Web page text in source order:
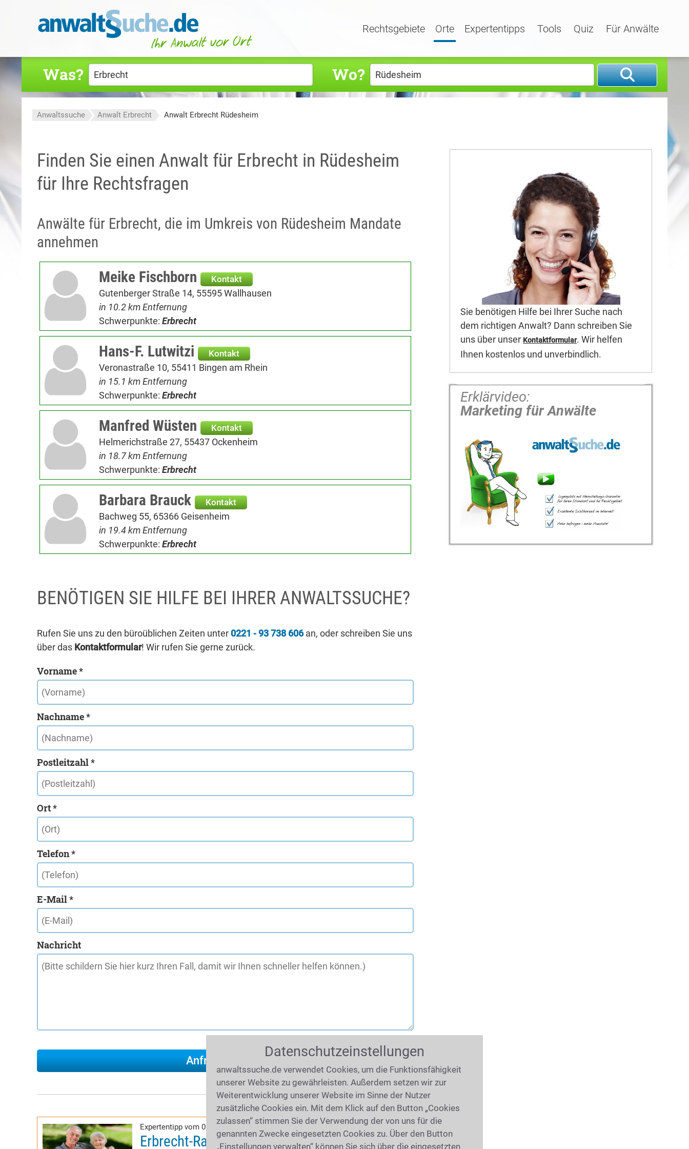
Rechtsgebiete Orte Expertentipps Tools Quiz Für Anwälte
Was? Wo?
Anwaltssuche Anwalt Erbrecht Anwalt Erbrecht Rüdesheim
Finden Sie einen Anwalt für Erbrecht in Rüdesheim
für Ihre Rechtsfragen
Anwälte für Erbrecht, die im Umkreis von Rüdesheim Mandate
annehmen
Meike Fischborn
Kontakt
Gutenberger Straße 14, 55595 Wallhausen
in 10.2 km Entfernung
Schwerpunkte: Erbrecht
Hans-F. Lutwitzi Kontakt
Veronastraße 10, 55411 Bingen am Rhein
in 15.1 km Entfernung
Schwerpunkte: Erbrecht
Manfred Wüsten Kontakt
Helmerichstraße 27, 55437 Ockenheim
in 18.7 km Entfernung
Schwerpunkte: Erbrecht
Barbara Brauck Kontakt
Bachweg 55, 65366 Geisenheim
in 19.4 km Entfernung
Schwerpunkte: Erbrecht
BENÖTIGEN SIE HILFE BEI IHRER ANWALTSSUCHE?
Rufen Sie uns zu den büroüblichen Zeiten unter 0221 - 93 738 606an, oder schreiben Sie uns
über das Kontaktformular! Wir rufen Sie gerne zurück.
Vorname *
Nachname *
Postleitzahl *
Ort *
Telefon *
E-Mail *
Nachricht
Expertentipp vom 02.04.2019 (8672 mal gelesen)
Erbrecht-Ratgeber
Sie benötigen Hilfe bei Ihrer Suche nach
dem richtigen Anwalt? Dann schreiben Sie
uns über unser Kontaktformular. Wir helfen
Ihnen kostenlos und unverbindlich.
Erklärvideo:
Marketing für Anwälte
Datenschutzeinstellungen
anwaltssuche.de verwendet Cookies, um die Funktionsfähigkeit
unserer Website zu gewährleisten. Außerdem setzen wir zur
Weiterentwicklung unserer Website im Sinne der Nutzer
zusätzliche Cookies ein. Mit dem Klick auf den Button „Cookies
zulassen“ stimmen Sie der Verwendung der von uns für die
genannten Zwecke eingesetzten Cookies zu. Über den Button
„Einstellungen verwalten“ können Sie sich über die eingesetzten